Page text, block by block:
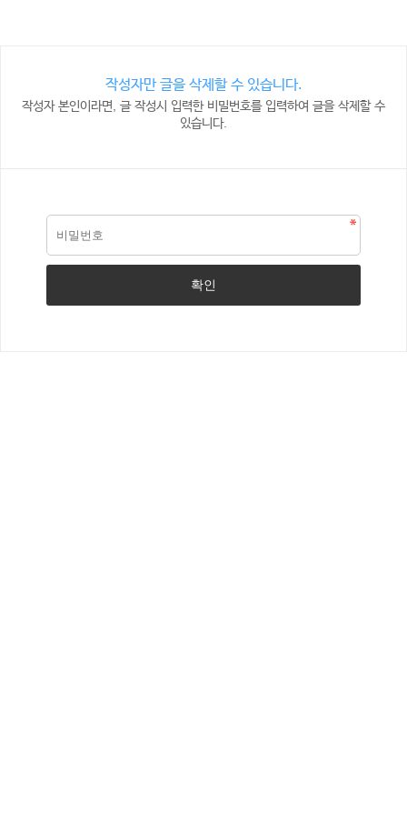
작성자만 글을 삭제할 수 있습니다.
작성자 본인이라면, 글 작성시 입력한 비밀번호를 입력하여 글을 삭제할 수
있습니다.